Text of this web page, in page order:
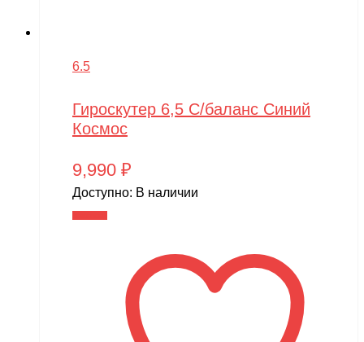
6.5
Гироскутер 6,5 С/баланс Синий
Космос
9,990 ₽
Доступно: В наличии